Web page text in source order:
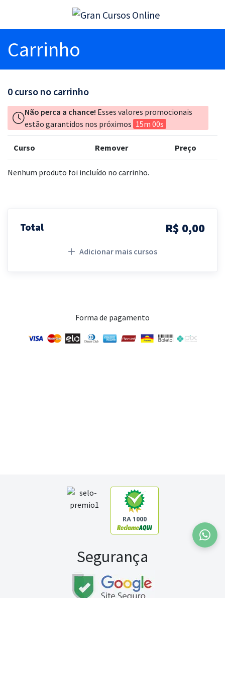
Carrinho
0 curso no carrinho
Não perca a chance! Esses valores promocionais
estão garantidos nos próximos 15m 00s
Curso Remover Preço
Nenhum produto foi incluído no carrinho.
Total R$ 0,00
Adicionar mais cursos
Forma de pagamento
RA 1000
Segurança